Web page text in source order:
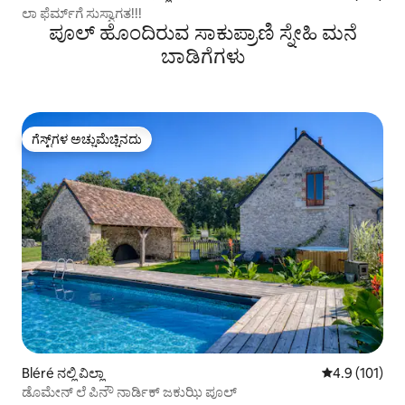
ಲಾ ಫೆರ್ಮ್‌ಗೆ ಸುಸ್ವಾಗತ!!!
ಪೂಲ್ ಹೊಂದಿರುವ ಸಾಕುಪ್ರಾಣಿ ಸ್ನೇಹಿ ಮನೆ
ಬಾಡಿಗೆಗಳು
ಗೆಸ್ಟ್‌ಗಳ ಅಚ್ಚುಮೆಚ್ಚಿನದು
ಗೆಸ್ಟ್‌ಗಳ ಅಚ್ಚುಮೆಚ್ಚಿನದು
Bléré ನಲ್ಲಿ ವಿಲ್ಲಾ 5 ರಲ್ಲಿ 4.9
4.9 (101)
ಡೊಮೇನ್ ಲೆ ಪಿನೌ ನಾರ್ಡಿಕ್ ಜಕುಝಿ ಪೂಲ್